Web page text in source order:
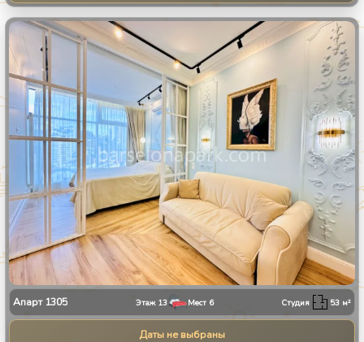
Апарт 1305 Этаж 13 Мест 6 Студия 53 м²
Даты не выбраны